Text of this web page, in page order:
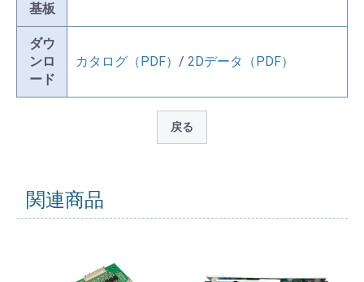
基板
ダウ
ンロ
ード
カタログ（PDF） / 2Dデータ（PDF）
戻る